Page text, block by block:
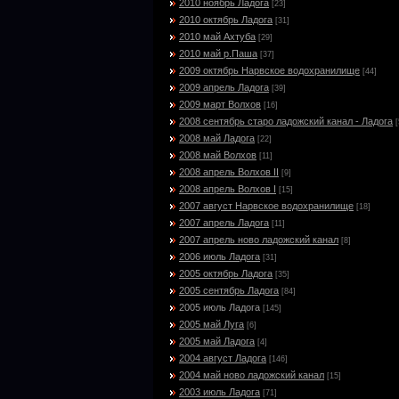
2010 ноябрь Ладога [23]
2010 октябрь Ладога [31]
2010 май Ахтуба [29]
2010 май р.Паша [37]
2009 октябрь Нарвское водохранилище [44]
2009 апрель Ладога [39]
2009 март Волхов [16]
2008 сентябрь старо ладожский канал - Ладога
2008 май Ладога [22]
2008 май Волхов [11]
2008 апрель Волхов II [9]
2008 апрель Волхов I [15]
2007 август Нарвское водохранилище [18]
2007 апрель Ладога [11]
2007 апрель ново ладожский канал [8]
2006 июль Ладога [31]
2005 октябрь Ладога [35]
2005 сентябрь Ладога [84]
2005 июль Ладога [145]
2005 май Луга [6]
2005 май Ладога [4]
2004 август Ладога [146]
2004 май ново ладожский канал [15]
2003 июль Ладога [71]